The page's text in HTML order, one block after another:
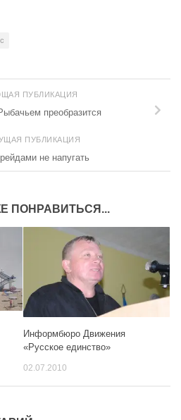
ПУБЛИКАЦИЯ
преобразится
ПУБЛИКАЦИЯ
не напугать
ПОНРАВИТЬСЯ...
Информбюро Движения
«Русское единство»
02.07.2010